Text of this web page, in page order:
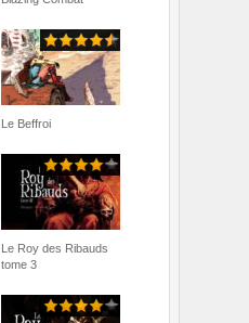
Le Beffroi
Le Roy des Ribauds
tome 3